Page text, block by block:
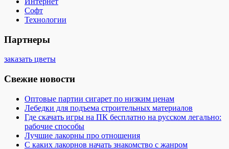
Софт
Технологии
Партнеры
заказать цветы
Свежие новости
Оптовые партии сигарет по низким ценам
Лебедки для подъема строительных материалов
Где скачать игры на ПК бесплатно на русском легально:
рабочие способы
Лучшие лакорны про отношения
С каких лакорнов начать знакомство с жанром